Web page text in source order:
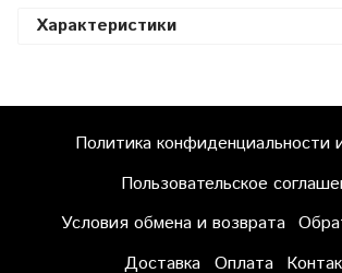
Характеристики
Политика конфиденциальности
Пользовательское
Условия обмена и возврата
Доставка Оплата